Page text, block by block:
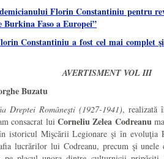
Florin Constantiniu pentru
Burkina Faso a Europei”
Constantiniu a fost cel mai complet
AVERTISMENT VOL III
Buzatu
Dreptei Româneşti (1927-1941), realizată
consacrat lui Corneliu Zelea Codreanu
istoricul Mişcării Legionare şi în evoluţia
lucrărilor lui Codreanu, precum şi